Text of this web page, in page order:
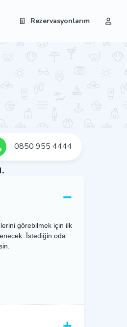
Rezervasyonlarım
0850 955 4444
görebilmek için ilk
İstediğin oda